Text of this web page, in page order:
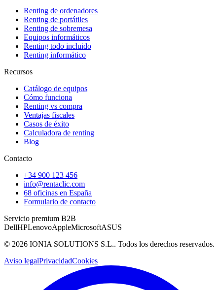
Renting de ordenadores
Renting de portátiles
Renting de sobremesa
Equipos informáticos
Renting todo incluido
Renting informático
Recursos
Catálogo de equipos
Cómo funciona
Renting vs compra
Ventajas fiscales
Casos de éxito
Calculadora de renting
Blog
Contacto
+34 900 123 456
info@rentaclic.com
68 oficinas en España
Formulario de contacto
Servicio premium B2B
DellHPLenovoAppleMicrosoftASUS
© 2026 IONIA SOLUTIONS S.L.. Todos los derechos reservados.
Aviso legalPrivacidadCookies